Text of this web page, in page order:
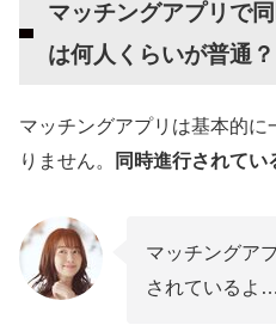
マッチングアプリで同
分が本命かどうかの見
マッチングアプリで同
処法は？
マッチングアプリで
は何人くらいが普通？
マッチングアプリは基本的
りません。
同時進行されてい
マッチングア
されているよ…